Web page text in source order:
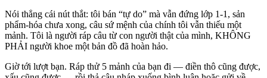
Nói thẳng cái nút thắt: tôi bán “tự do” mà vẫn đứng lớp 1-1, sản
phẩm-hóa chưa xong, câu sứ mệnh của chính tôi vẫn thiếu một
mảnh. Tôi là người ráp câu từ con người thật của mình, KHÔNG
PHẢI người khoe một bản đồ đã hoàn hảo.
Giờ tới lượt bạn. Ráp thử 5 mảnh của bạn đi — điền thô cũng được,